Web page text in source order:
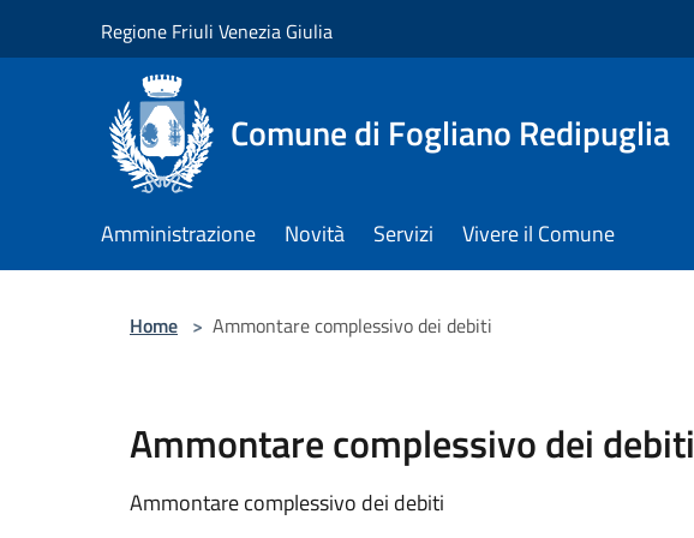
Regione Friuli Venezia Giulia
Comune di Fogliano Redipuglia
Amministrazione Novità Servizi Vivere il Comune
Home > Ammontare complessivo dei debiti
Ammontare complessivo dei debiti
Ammontare complessivo dei debiti